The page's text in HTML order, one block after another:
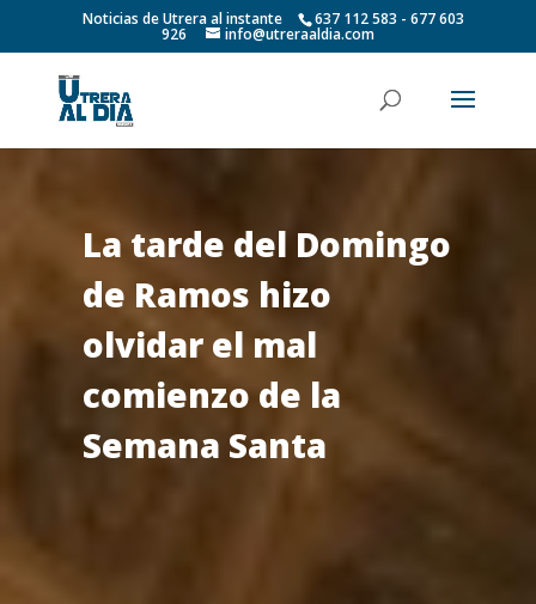
Noticias de Utrera al instante 637 112 583 - 677 603
926 info@utreraaldia.com
La tarde del Domingo
de Ramos hizo
olvidar el mal
comienzo de la
Semana Santa